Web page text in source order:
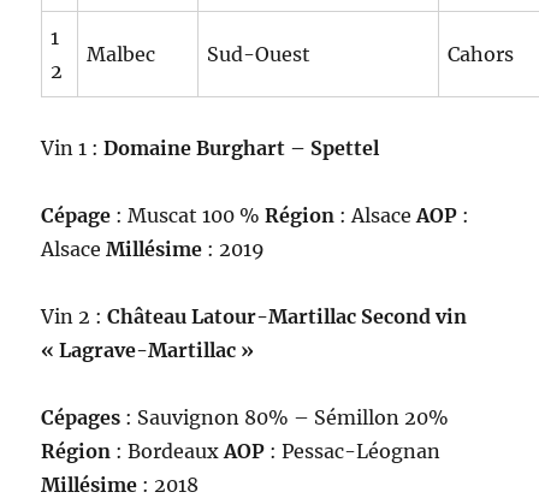
1
2
Malbec Sud-Ouest Cahors
Vin 1 :Domaine Burghart – Spettel
Cépage : Muscat 100 %Région : AlsaceAOP :
AlsaceMillésime : 2019
Vin 2 :Château Latour-Martillac Second vin
« Lagrave-Martillac »
Cépages : Sauvignon 80% – Sémillon 20%
Région : BordeauxAOP : Pessac-Léognan
Millésime : 2018